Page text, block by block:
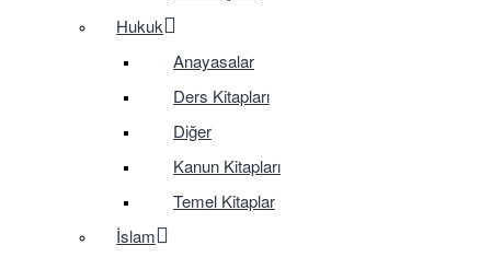
Hukuk
Anayasalar
Ders Kitapları
Diğer
Kanun Kitapları
Temel Kitaplar
İslam